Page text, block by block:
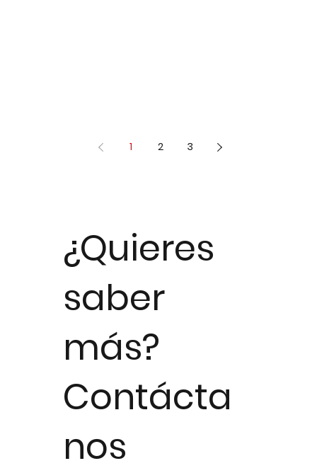
1 2 3
¿Quieres
saber
más?
Contácta
nos